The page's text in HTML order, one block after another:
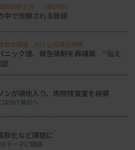
師の歩き方 ［第16回］
中で信頼される技師
査の現場 #32 山形済生病院
ニック値、報告体制を再構築 “伝え
ンが現地入り、病院検査室を視察
はDVT検診へ
齢化など課題に
テーマに議論